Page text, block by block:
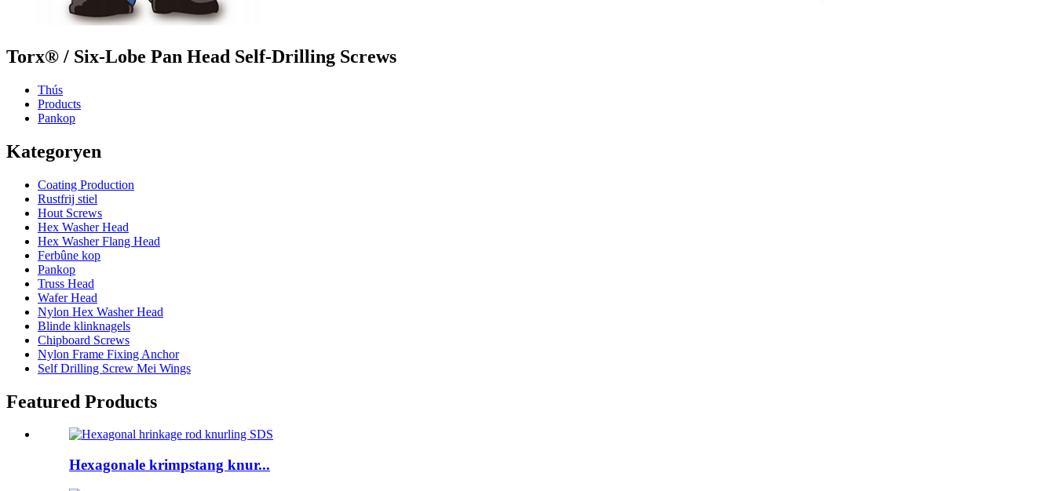
Torx® / Six-Lobe Pan Head Self-Drilling Screws
Thús
Products
Pankop
Kategoryen
Coating Production
Rustfrij stiel
Hout Screws
Hex Washer Head
Hex Washer Flang Head
Ferbûne kop
Pankop
Truss Head
Wafer Head
Nylon Hex Washer Head
Blinde klinknagels
Chipboard Screws
Nylon Frame Fixing Anchor
Self Drilling Screw Mei Wings
Featured Products
Hexagonale krimpstang knur...